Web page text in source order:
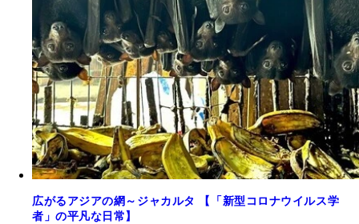
広がるアジアの網～ジャカルタ 【「新型コロナウイルス学
者」の平凡な日常】